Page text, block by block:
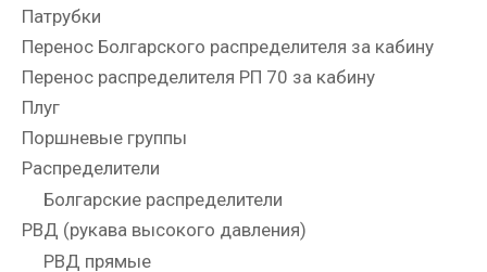
Патрубки
Перенос Болгарского распределителя за кабину
Перенос распределителя РП 70 за кабину
Плуг
Поршневые группы
Распределители
Болгарские распределители
РВД (рукава высокого давления)
РВД прямые